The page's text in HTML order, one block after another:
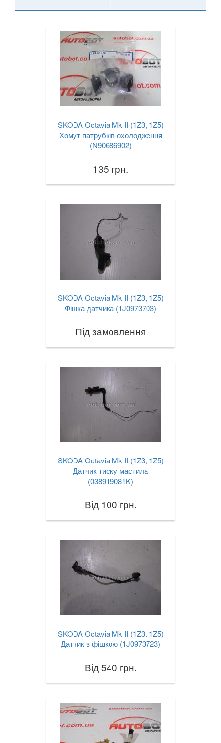
SKODA Octavia Mk II (1Z3, 1Z5)
Хомут патрубків охолодження
(N90686902)
135 грн.
SKODA Octavia Mk II (1Z3, 1Z5)
Фішка датчика (1J0973703)
Під замовлення
SKODA Octavia Mk II (1Z3, 1Z5)
Датчик тиску мастила
(038919081K)
Від 100 грн.
SKODA Octavia Mk II (1Z3, 1Z5)
Датчик з фішкою (1J0973723)
Від 540 грн.